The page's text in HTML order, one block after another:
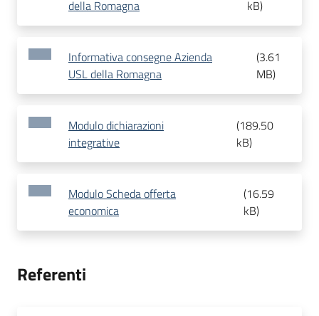
della Romagna kB)
Informativa consegne Azienda
USL della Romagna
(3.61
MB)
Modulo dichiarazioni
integrative
(189.50
kB)
Modulo Scheda offerta
economica
(16.59
kB)
Referenti